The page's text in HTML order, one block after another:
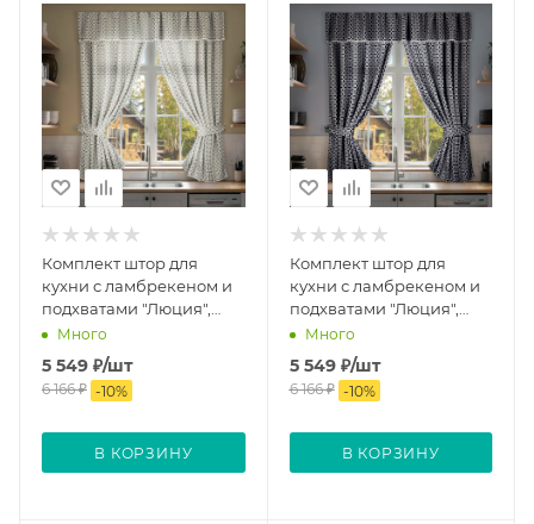
Комплект штор для
кухни с ламбрекеном и
подхватами "Люция",
136х175см 2 шт, серый
Много
5 549 ₽/шт
6 166₽ -10%
В КОРЗИНУ
Комплект штор для
кухни с ламбрекеном и
подхватами "Люция",
136х175см 2 шт, синий
Много
5 549₽/шт
6 166₽ -10%
В КОРЗИНУ